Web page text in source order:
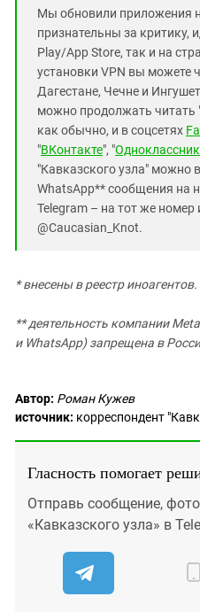
Мы обновили приложения
признательны за критику,
Play/App Store, так и на
установки VPN вы можете
Дагестане, Чечне и
можно продолжать читать
как обычно, и в соцсетях
"ВКонтакте", "
"Кавказского узла" можно в
WhatsApp** сообщения на
Telegram – на тот же номер
@Caucasian_Knot.
* внесены в реестр иноагентов.
** деятельность компании
и WhatsApp) запрещена в
Автор: Роман Кужев
источник: корреспондент
Гласность помогает
Отправь сообщение,
«Кавказского узла» в